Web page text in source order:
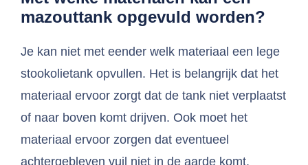
mazouttank opgevuld worden?
Je kan niet met eender welk materiaal een lege
stookolietank opvullen. Het is belangrijk dat het
materiaal ervoor zorgt dat de tank niet verplaatst
of naar boven komt drijven. Ook moet het
materiaal ervoor zorgen dat eventueel
achtergebleven vuil niet in de aarde komt.